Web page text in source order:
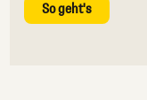
So geht's